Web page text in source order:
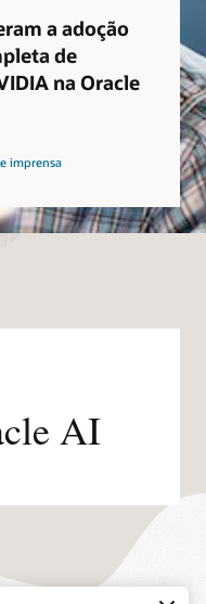
a adoção
de
na Oracle
imprensa
AI